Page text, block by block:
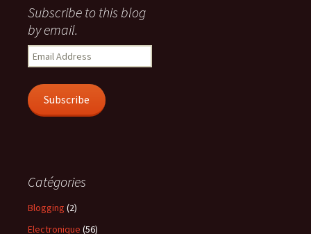
Subscribe to this blog
by email.
Email
Address
Subscribe
Catégories
Blogging (2)
Electronique (56)